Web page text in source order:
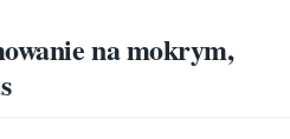
na mokrym,